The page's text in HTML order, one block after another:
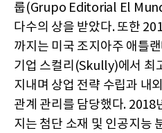
룹(Grupo Editorial El
다수의 상을 받았다. 또한
까지는 미국 조지아주 애틀
기업 스컬리(Skully)에서 최
지내며 상업 전략 수립과 내
관계 관리를 담당했다. 2018
지는 첨단 소재 및 인공지능